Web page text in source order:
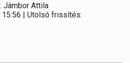
Jámbor Attila
15:56 | Utolsó frissítés: